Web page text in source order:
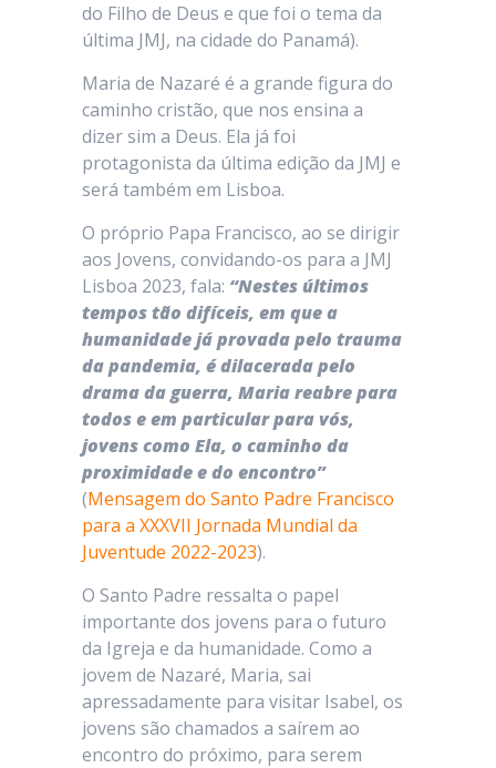
do Filho de Deus e que foi o tema da
última JMJ, na cidade do Panamá).
Maria de Nazaré é a grande figura do
caminho cristão, que nos ensina a
dizer sim a Deus. Ela já foi
protagonista da última edição da JMJ e
será também em Lisboa.
O próprio Papa Francisco, ao se dirigir
aos Jovens, convidando-os para a JMJ
Lisboa 2023, fala: “Nestes últimos
tempos tão difíceis, em que a
humanidade já provada pelo trauma
da pandemia, é dilacerada pelo
drama da guerra, Maria reabre para
todos e em particular para vós,
jovens como Ela, o caminho da
proximidade e do encontro”
(Mensagem do Santo Padre Francisco
para a XXXVII Jornada Mundial da
Juventude 2022-2023).
O Santo Padre ressalta o papel
importante dos jovens para o futuro
da Igreja e da humanidade. Como a
jovem de Nazaré, Maria, sai
apressadamente para visitar Isabel, os
jovens são chamados a saírem ao
encontro do próximo, para serem